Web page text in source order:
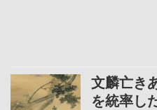
文麟亡き
を統率し